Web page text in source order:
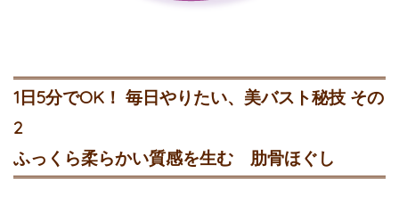
1日5分でOK！ 毎日やりたい、美バスト秘技 その
2
ふっくら柔らかい質感を生む 肋骨ほぐし